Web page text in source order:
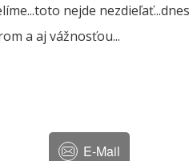
nejde
a aj vážnosťou...
E-Mail